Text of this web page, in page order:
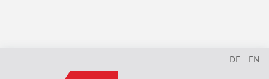
DE EN